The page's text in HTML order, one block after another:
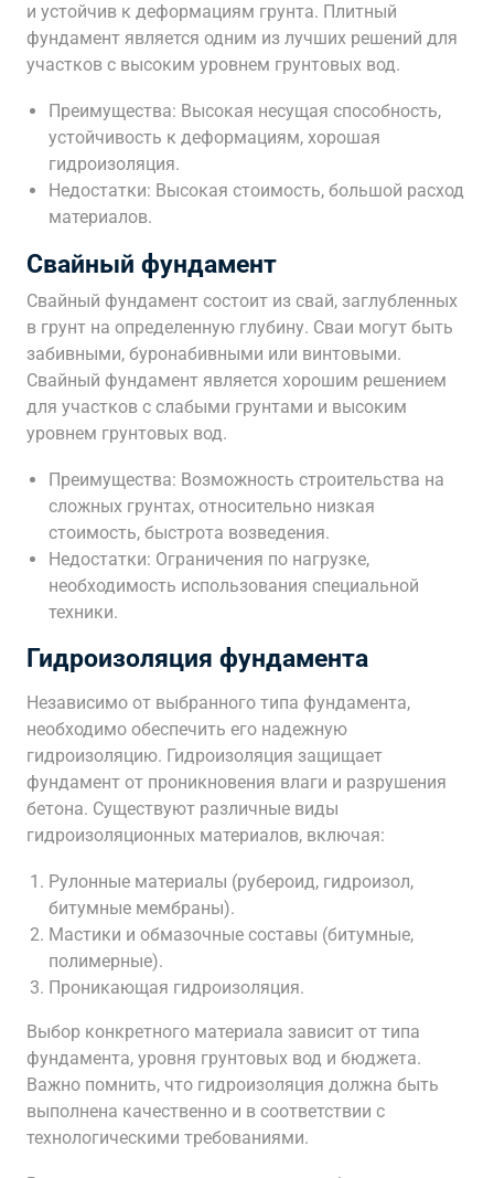
и устойчив к деформациям грунта. Плитный
фундамент является одним из лучших решений для
участков с высоким уровнем грунтовых вод.
Преимущества: Высокая несущая способность,
устойчивость к деформациям, хорошая
гидроизоляция.
Недостатки: Высокая стоимость, большой расход
материалов.
Свайный фундамент
Свайный фундамент состоит из свай, заглубленных
в грунт на определенную глубину. Сваи могут быть
забивными, буронабивными или винтовыми.
Свайный фундамент является хорошим решением
для участков с слабыми грунтами и высоким
уровнем грунтовых вод.
Преимущества: Возможность строительства на
сложных грунтах, относительно низкая
стоимость, быстрота возведения.
Недостатки: Ограничения по нагрузке,
необходимость использования специальной
техники.
Гидроизоляция фундамента
Независимо от выбранного типа фундамента,
необходимо обеспечить его надежную
гидроизоляцию. Гидроизоляция защищает
фундамент от проникновения влаги и разрушения
бетона. Существуют различные виды
гидроизоляционных материалов, включая:
Рулонные материалы (рубероид, гидроизол,
битумные мембраны).
Мастики и обмазочные составы (битумные,
полимерные).
Проникающая гидроизоляция.
Выбор конкретного материала зависит от типа
фундамента, уровня грунтовых вод и бюджета.
Важно помнить, что гидроизоляция должна быть
выполнена качественно и в соответствии с
технологическими требованиями.